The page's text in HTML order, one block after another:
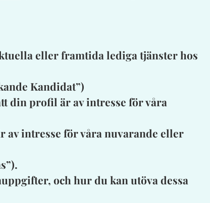
eller framtida lediga tjänster hos
Kandidat”)
din profil är av intresse för våra
intresse för våra nuvarande eller
och hur du kan utöva dessa